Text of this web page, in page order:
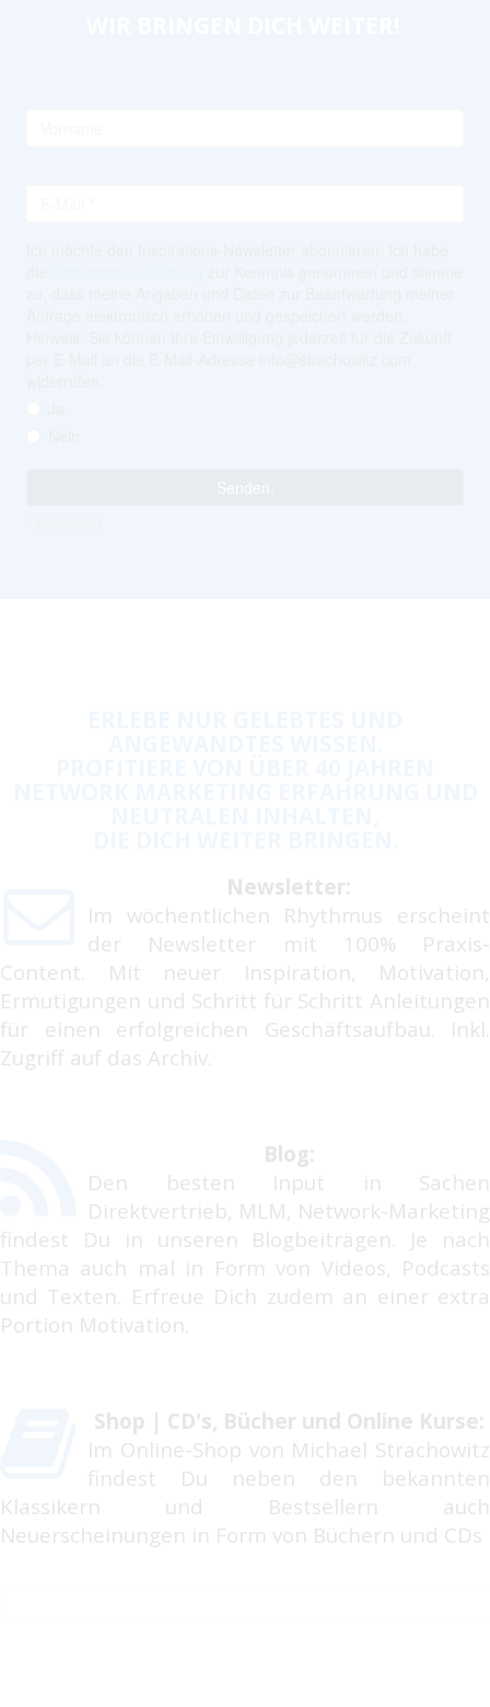
Newsletter:
Im wöchentlichen Rhythmus erscheint
der Newsletter mit 100% Praxis-
Content. Mit neuer Inspiration, Motivation,
Ermutigungen und Schritt für Schritt Anleitungen
für einen erfolgreichen Geschäftsaufbau. Inkl.
Zugriff auf das Archiv.
Blog:
Den besten Input in Sachen
Direktvertrieb, MLM, Network-Marketing
findest Du in unseren Blogbeiträgen. Je nach
Thema auch mal in Form von Videos, Podcasts
und Texten. Erfreue Dich zudem an einer extra
Portion Motivation.
Shop | CD's, Bücher und Online Kurse:
Im Online-Shop von Michael Strachowitz
findest Du neben den bekannten
Klassikern und Bestsellern auch
Neuerscheinungen in Form von Büchern und CDs